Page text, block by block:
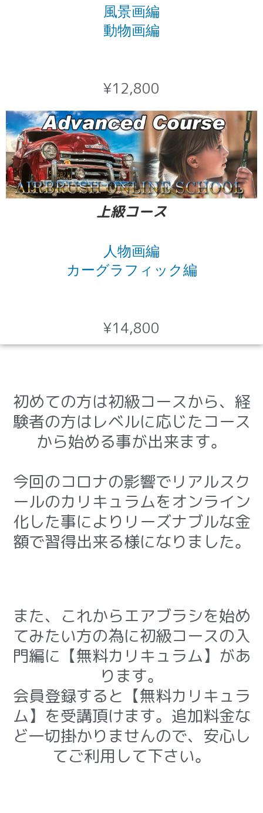
風景画編
動物画編
¥12,800
上級コース
人物画編
カーグラフィック編
¥14,800
初めての方は初級コースから、経
験者の方はレベルに応じたコース
から始める事が出来ます。
今回のコロナの影響でリアルスク
ールのカリキュラムをオンライン
化した事によりリーズナブルな金
額で習得出来る様になりました。
また、
これからエアブラシを始め
てみたい方の為に初級コースの入
門編に【無料カリキュラム】があ
ります。
会員登録すると【無料カリキュラ
ム】を受講頂けます。追加料金な
ど一切掛かりませんので、安心し
てご利用して下さい。